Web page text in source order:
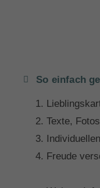
So einfach
Texte,
Freude